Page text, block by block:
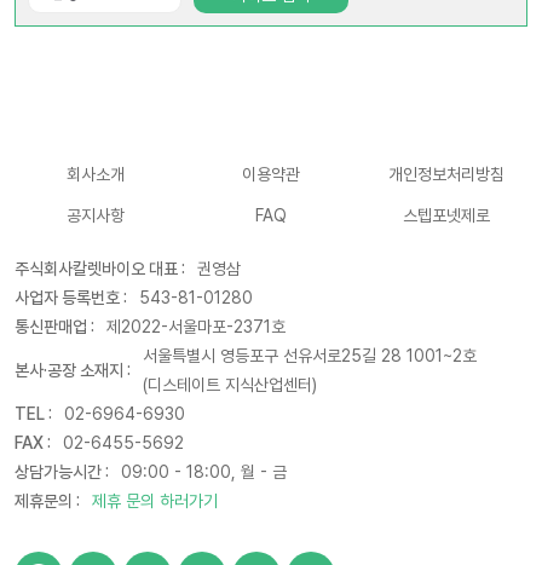
회사소개 이용약관 개인정보처리방침
공지사항 FAQ 스텝포넷제로
주식회사칼렛바이오 대표 :
권영삼
사업자 등록번호 :
543-81-01280
통신판매업 :
제2022-서울마포-2371호
본사·공장 소재지 :
서울특별시 영등포구 선유서로25길 28 1001~2호
(디스테이트 지식산업센터)
TEL :
02-6964-6930
FAX :
02-6455-5692
상담가능시간 :
09:00 - 18:00, 월 - 금
제휴문의 :
제휴 문의 하러가기